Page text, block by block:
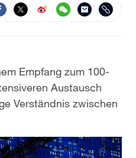
Empfang zum 100-
Austausch
Verständnis zwischen